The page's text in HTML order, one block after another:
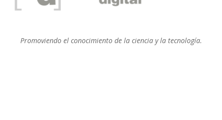
Promoviendo el conocimiento de la ciencia y la tecnología.